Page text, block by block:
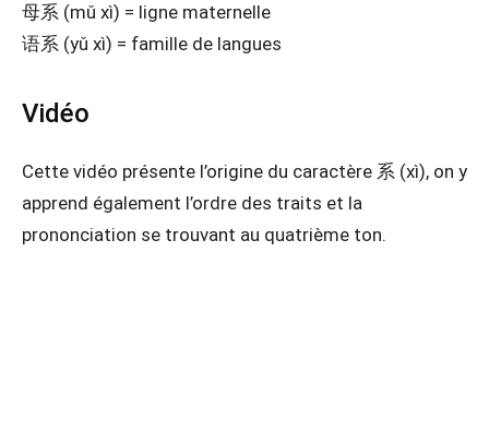
母系 (mǔ xì) = ligne maternelle
语系 (yǔ xì) = famille de langues
Vidéo
Cette vidéo présente l’origine du caractère 系 (xì), on y
apprend également l’ordre des traits et la
prononciation se trouvant au quatrième ton.